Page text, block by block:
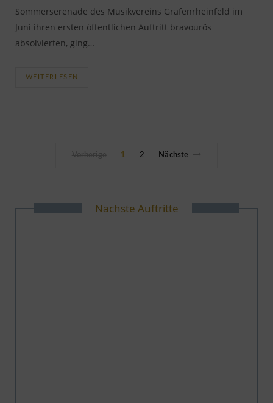
Sommerserenade des Musikvereins Grafenrheinfeld im
Juni ihren ersten öffentlichen Auftritt bravourös
absolvierten, ging…
WEITERLESEN
1 2 Nächste
Nächste Auftritte